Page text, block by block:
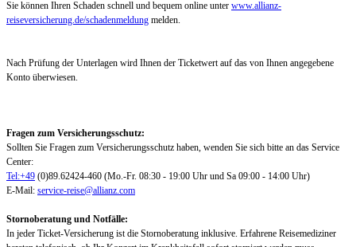
Sie können Ihren Schaden schnell und bequem online unter www.allianz-
reiseversicherung.de/schadenmeldung melden.
Nach Prüfung der Unterlagen wird Ihnen der Ticketwert auf das von Ihnen angegebene
Konto überwiesen.
Fragen zum Versicherungsschutz:
Sollten Sie Fragen zum Versicherungsschutz haben, wenden Sie sich bitte an das Service
Center:
Tel:+49 (0)89.62424-460 (Mo.-Fr. 08:30 - 19:00 Uhr und Sa 09:00 - 14:00 Uhr)
E-Mail: service-reise@allianz.com
Stornoberatung und Notfälle:
In jeder Ticket-Versicherung ist die Stornoberatung inklusive. Erfahrene Reisemediziner